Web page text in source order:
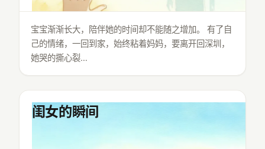
宝宝渐渐长大，陪伴她的时间却不能随之增加。 有了自
己的情绪，一回到家，始终粘着妈妈，要离开回深圳，
她哭的撕心裂…
闺女的瞬间